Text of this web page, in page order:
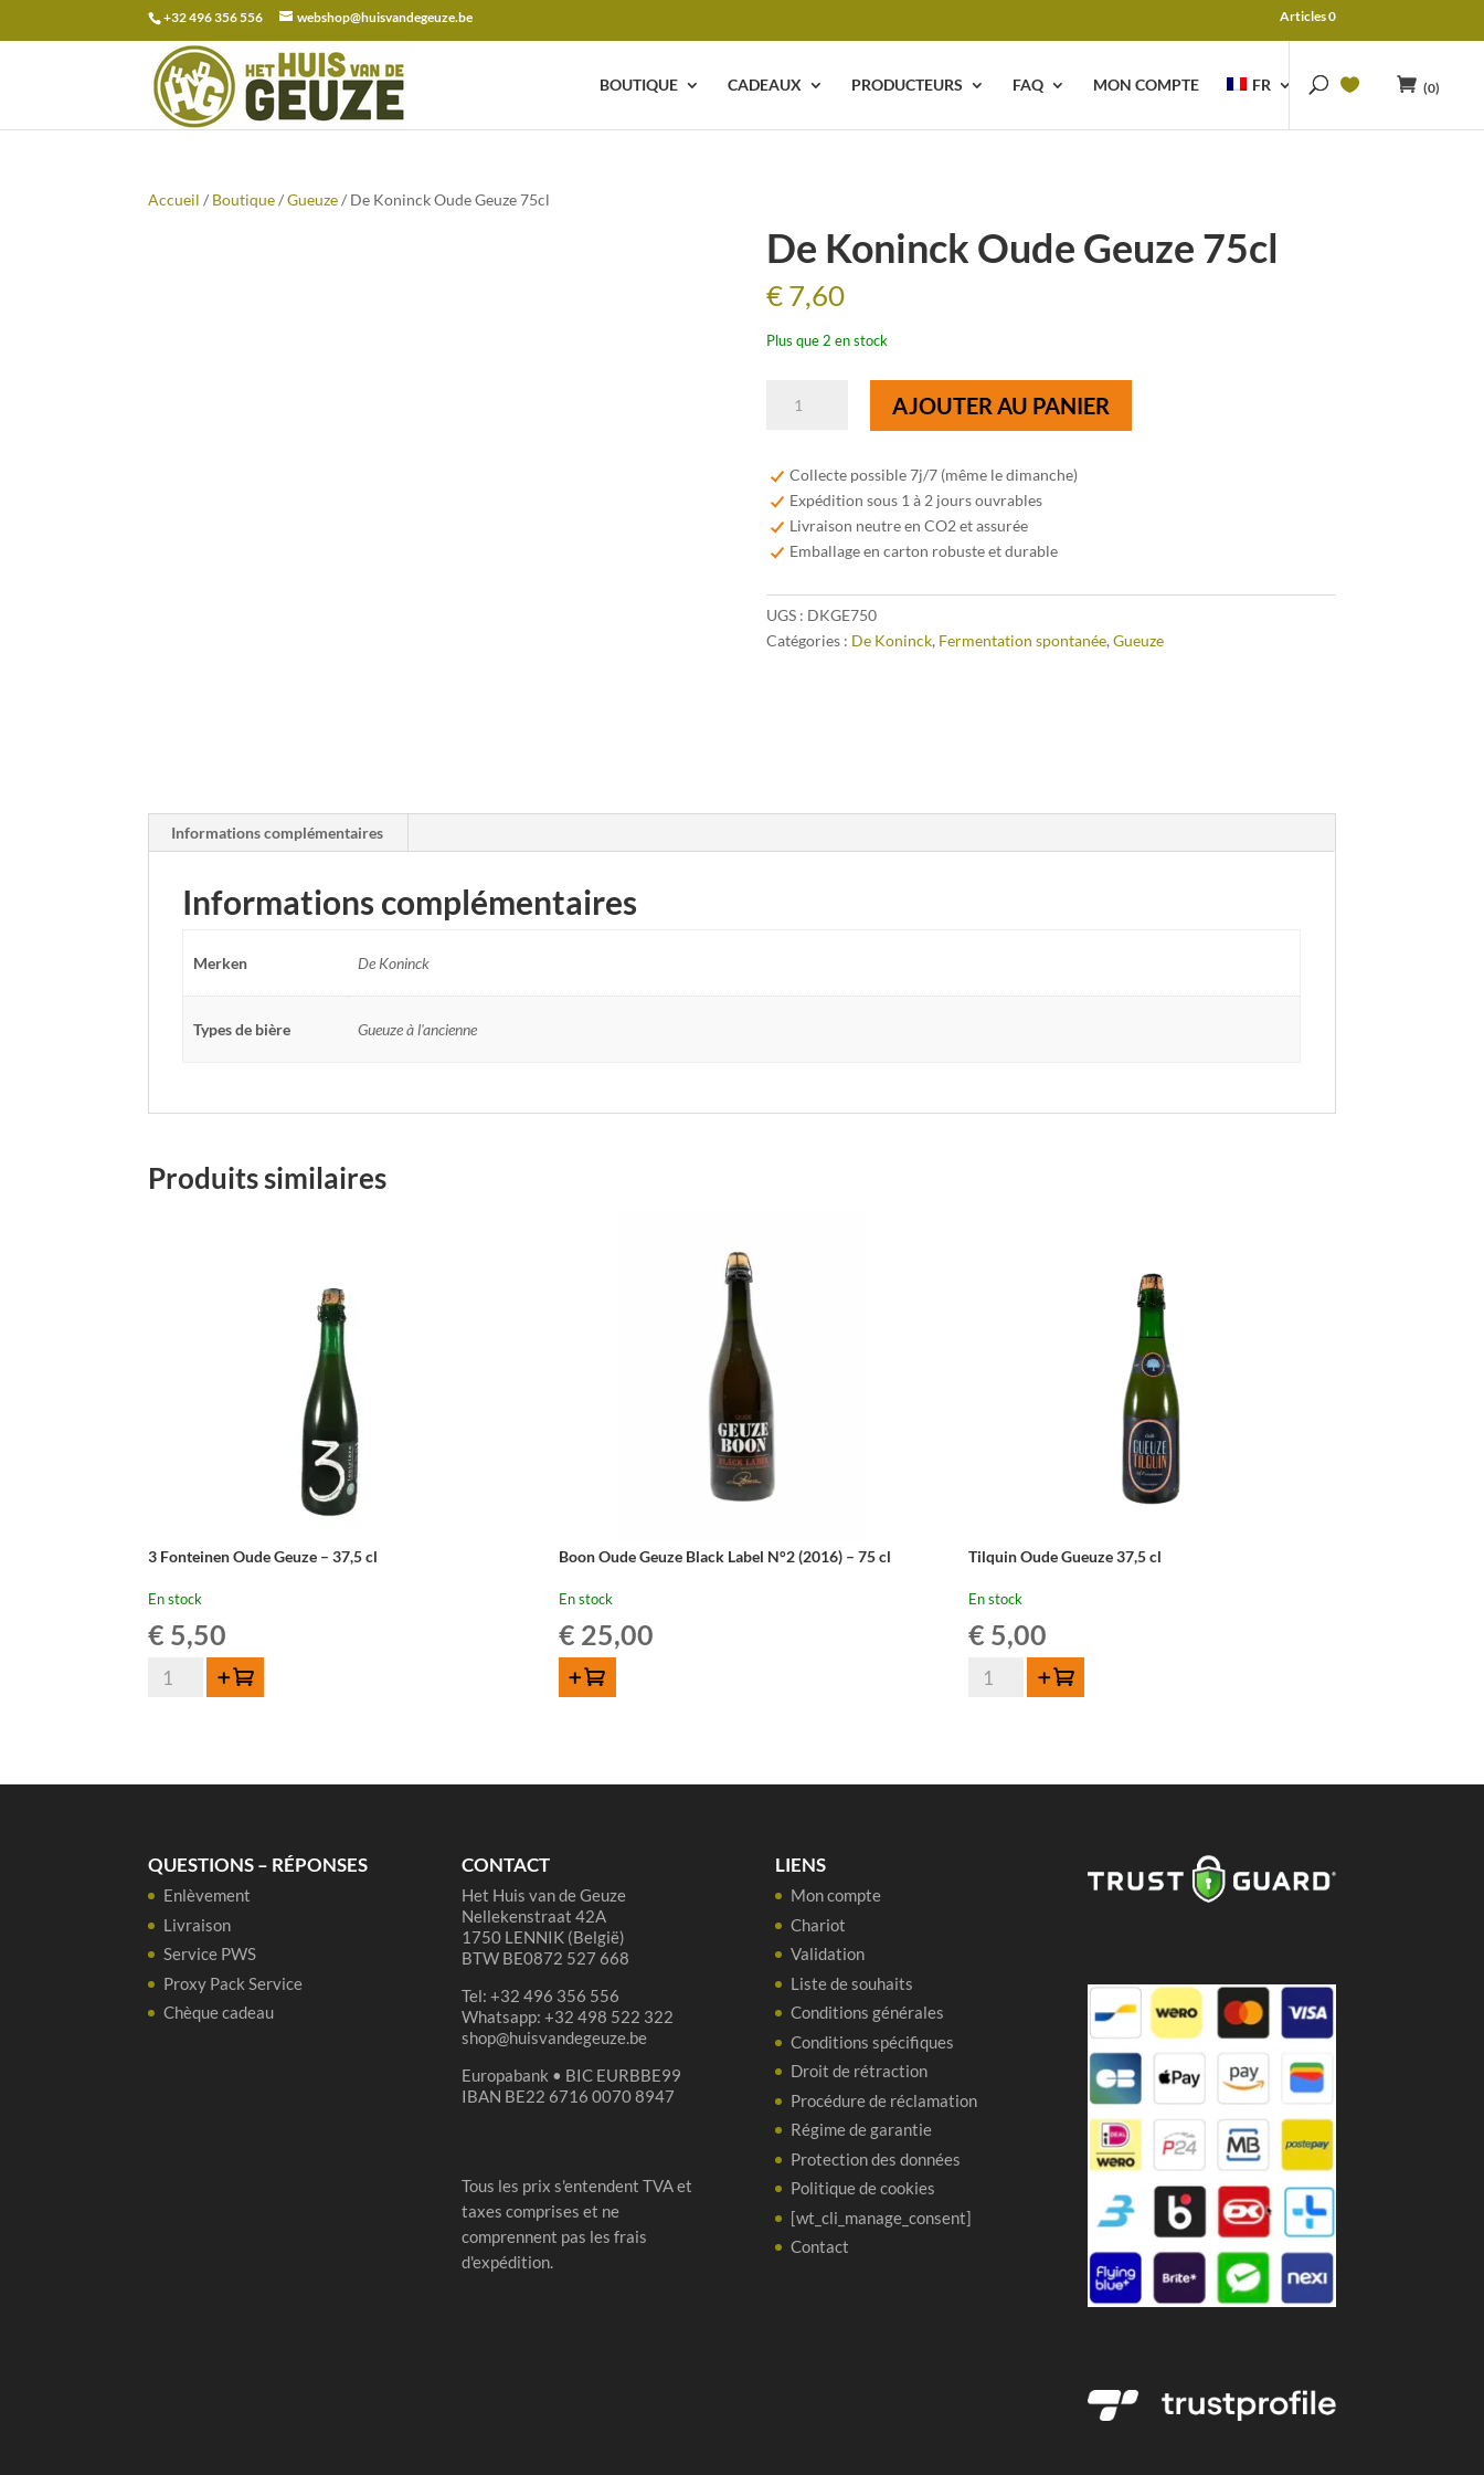
+32 496 356 556 webshop@huisvandegeuze.be Articles 0
BOUTIQUE CADEAUX PRODUCTEURS FAQ MON COMPTE FR (0)
Recherche
pour :
Accueil / Boutique/Gueuze/ De Koninck Oude Geuze 75cl
De Koninck Oude Geuze 75cl
€7,60
Plus que 2 en stock
Koninck
Oude
Geuze
75cl
AJOUTER AU PANIER
Collecte possible 7j/7 (même le dimanche)
Expédition sous 1 à 2 jours ouvrables
Livraison neutre en CO2 et assurée
Emballage en carton robuste et durable
UGS : DKGE750
Catégories : De Koninck, Fermentation spontanée, Gueuze
Informations complémentaires
Informations complémentaires
Merken De Koninck
Types de bière Gueuze à l'ancienne
Produits similaires
3 Fonteinen Oude Geuze – 37,5 cl
En stock
€ 5,50
quantité
cl
Ajouter au panier
Boon Oude Geuze Black Label N°2 (2016) – 75 cl
En stock
€ 25,00
AJOUTER AU PANIER
Tilquin Oude Gueuze 37,5 cl
En stock
€ 5,00
quantité
Ajouter au panier
QUESTIONS – RÉPONSES
Enlèvement
Livraison
Service PWS
Proxy Pack Service
Chèque cadeau
CONTACT
Het Huis van de Geuze
Nellekenstraat 42A
1750 LENNIK (België)
BTW BE0872 527 668
Tel: +32 496 356 556
Whatsapp: +32 498 522 322
shop@huisvandegeuze.be
Europabank • BIC EURBBE99
IBAN BE22 6716 0070 8947
Tous les prix s'entendent TVA et
taxes comprises et ne
comprennent pas les frais
d'expédition.
LIENS
Mon compte
Chariot
Validation
Liste de souhaits
Conditions générales
Conditions spécifiques
Droit de rétraction
Procédure de réclamation
Régime de garantie
Protection des données
Politique de cookies
[wt_cli_manage_consent]
Contact